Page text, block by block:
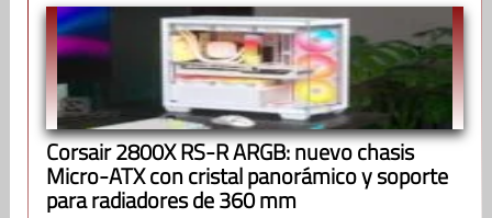
Corsair 2800X RS-R ARGB: nuevo chasis
Micro-ATX con cristal panorámico y soporte
para radiadores de 360 mm